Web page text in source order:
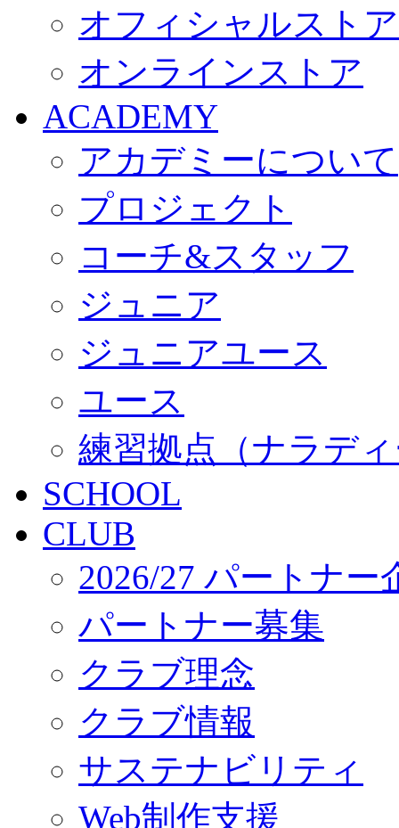
オフィシャルスト
オンラインストア
ACADEMY
アカデミーについて
プロジェクト
コーチ&スタッフ
ジュニア
ジュニアユース
ユース
練習拠点（ナラデ
SCHOOL
CLUB
2026/27 パートナー
パートナー募集
クラブ理念
クラブ情報
サステナビリティ
Web制作支援